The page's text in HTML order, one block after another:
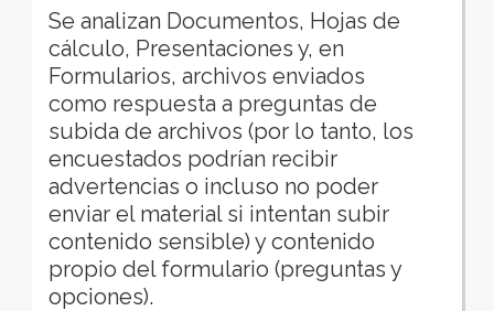
Se analizan Documentos, Hojas de
cálculo, Presentaciones y, en
Formularios, archivos enviados
como respuesta a preguntas de
subida de archivos (por lo tanto, los
encuestados podrían recibir
advertencias o incluso no poder
enviar el material si intentan subir
contenido sensible) y contenido
propio del formulario (preguntas y
opciones).